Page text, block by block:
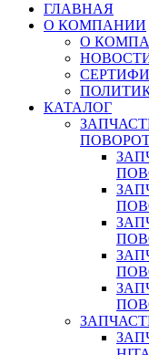
ГЛАВНАЯ
О КОМПАНИИ
О
КАТАЛОГ